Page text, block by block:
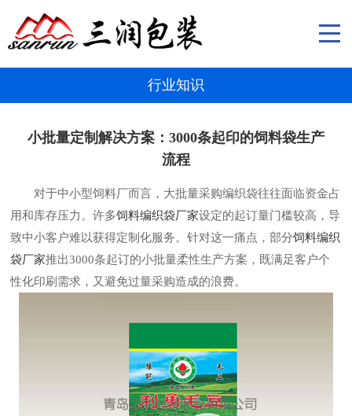
行业知识
小批量定制解决方案：3000条起印的饲料袋生产
流程​
对于中小型饲料厂而言，大批量采购编织袋往往面临资金占
用和库存压力。许多饲料编织袋厂家设定的起订量门槛较高，导
致中小客户难以获得定制化服务。针对这一痛点，部分饲料编织
袋厂家推出3000条起订的小批量柔性生产方案，既满足客户个
性化印刷需求，又避免过量采购造成的浪费。